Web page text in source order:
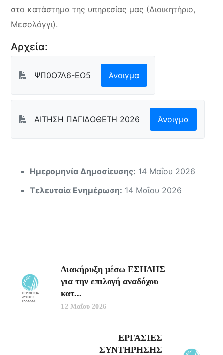
στο κατάστημα της υπηρεσίας μας (Διοικητήριο,
Μεσολόγγι).
Αρχεία:
ΨΠ0Ο7Λ6-ΕΩ5 Άνοιγμα
ΑΙΤΗΣΗ ΠΑΓΙΔΟΘΕΤΗ 2026 Άνοιγμα
Ημερομηνία Δημοσίευσης: 14 Μαΐου 2026
Τελευταία Ενημέρωση: 14 Μαΐου 2026
Διακήρυξη μέσω ΕΣΗΔΗΣ
για την επιλογή αναδόχου
κατ...
12 Μαΐου 2026
ΕΡΓΑΣΙΕΣ
ΣΥΝΤΗΡΗΣΗΣ